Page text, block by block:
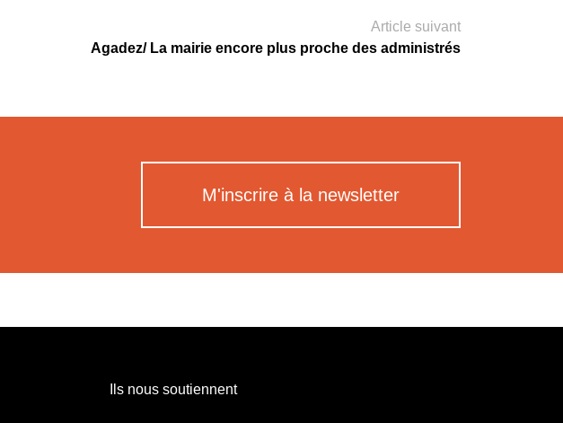
Article suivant
Agadez/ La mairie encore plus proche des administrés
M'inscrire à la newsletter
Ils nous soutiennent